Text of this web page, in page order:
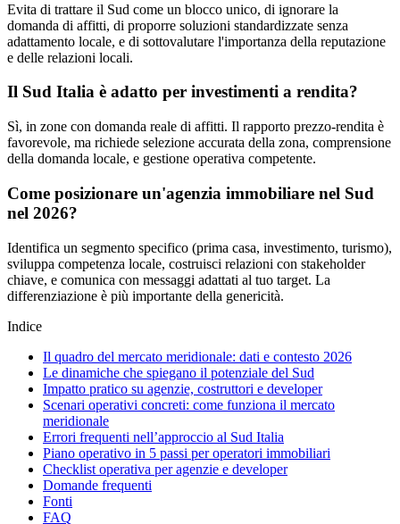
Evita di trattare il Sud come un blocco unico, di ignorare la
domanda di affitti, di proporre soluzioni standardizzate senza
adattamento locale, e di sottovalutare l'importanza della reputazione
e delle relazioni locali.
Il Sud Italia è adatto per investimenti a rendita?
Sì, in zone con domanda reale di affitti. Il rapporto prezzo-rendita è
favorevole, ma richiede selezione accurata della zona, comprensione
della domanda locale, e gestione operativa competente.
Come posizionare un'agenzia immobiliare nel Sud
nel 2026?
Identifica un segmento specifico (prima casa, investimento, turismo),
sviluppa competenza locale, costruisci relazioni con stakeholder
chiave, e comunica con messaggi adattati al tuo target. La
differenziazione è più importante della genericità.
Indice
Il quadro del mercato meridionale: dati e contesto 2026
Le dinamiche che spiegano il potenziale del Sud
Impatto pratico su agenzie, costruttori e developer
Scenari operativi concreti: come funziona il mercato
meridionale
Errori frequenti nell’approccio al Sud Italia
Piano operativo in 5 passi per operatori immobiliari
Checklist operativa per agenzie e developer
Domande frequenti
Fonti
FAQ